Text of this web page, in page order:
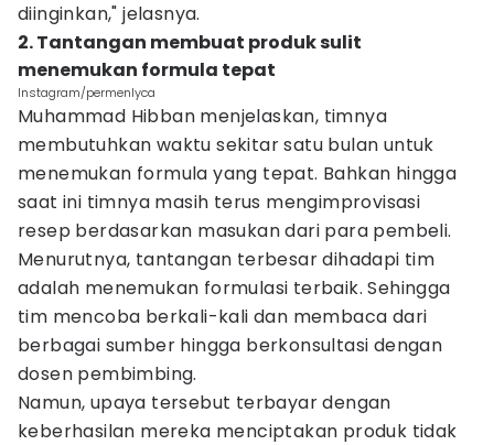
diinginkan," jelasnya.
2. Tantangan membuat produk sulit
menemukan formula tepat
Instagram/permenlyca
Muhammad Hibban menjelaskan, timnya
membutuhkan waktu sekitar satu bulan untuk
menemukan formula yang tepat. Bahkan hingga
saat ini timnya masih terus mengimprovisasi
resep berdasarkan masukan dari para pembeli.
Menurutnya, tantangan terbesar dihadapi tim
adalah menemukan formulasi terbaik. Sehingga
tim mencoba berkali-kali dan membaca dari
berbagai sumber hingga berkonsultasi dengan
dosen pembimbing.
Namun, upaya tersebut terbayar dengan
keberhasilan mereka menciptakan produk tidak